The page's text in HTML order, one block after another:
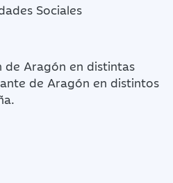
Sociales
de Aragón en distintas
de Aragón en distintos